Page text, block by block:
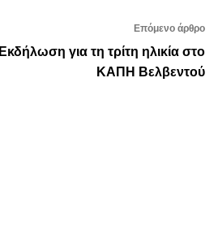
Επόμενο άρθρο
Εκδήλωση για τη τρίτη ηλικία στο
ΚΑΠΗ Βελβεντού